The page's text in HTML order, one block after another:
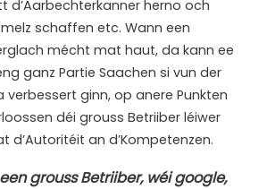
d’Aarbechterkanner herno och
schaffen etc. Wann een
mécht mat haut, da kann ee
ganz Partie Saachen si vun der
verbessert ginn, op anere Punkten
déi grouss Betriiber léiwer
d’Autoritéit an d’Kompetenzen.
grouss Betriiber, wéi google,